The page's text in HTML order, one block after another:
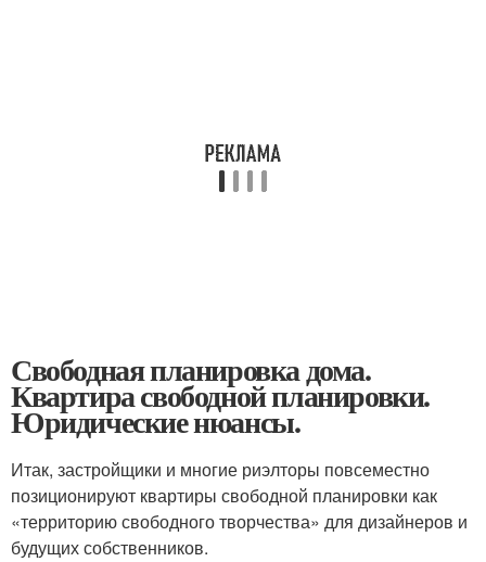
Свободная планировка дома.
Квартира свободной планировки.
Юридические нюансы.
Итак, застройщики и многие риэлторы повсеместно
позиционируют квартиры свободной планировки как
«территорию свободного творчества» для дизайнеров и
будущих собственников.